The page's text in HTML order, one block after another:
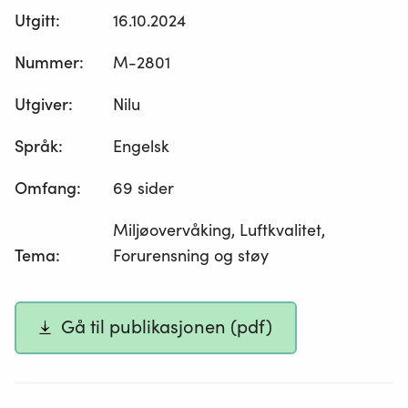
Utgitt:
16.10.2024
Nummer:
M-2801
Utgiver:
Nilu
Språk:
Engelsk
Omfang: 69 sider
Tema:
Miljøovervåking, Luftkvalitet,
Forurensning og støy
Gå til publikasjonen (pdf)